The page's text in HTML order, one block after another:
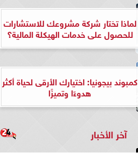
لماذا تختار شركة مشروعك للاستشارات
للحصول على خدمات الهيكلة المالية؟
كمبوند بيجونيا: اختيارك الأرقى لحياة أكثر
هدوءًا وتميزًا
آخر الأخبار